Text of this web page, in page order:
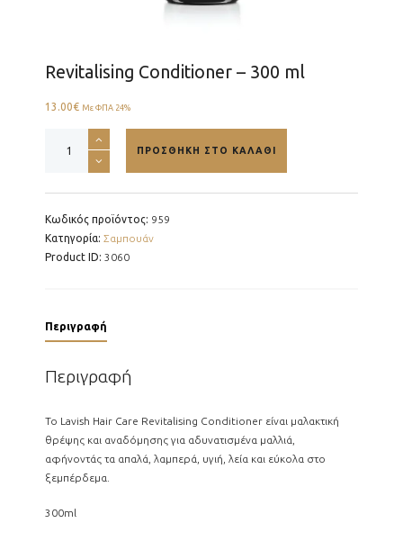
Revitalising Conditioner – 300 ml
13.00€ Με ΦΠΑ 24%
Revitalising
Conditioner
300
ml
ποσότητα
ΠΡΟΣΘΉΚΗ ΣΤΟ ΚΑΛΆΘΙ
Κωδικός προϊόντος: 959
Κατηγορία: Σαμπουάν
Product ID: 3060
Περιγραφή
Περιγραφή
Το Lavish Hair Care Revitalising Conditioner είναι μαλακτική
θρέψης και αναδόμησης για αδυνατισμένα μαλλιά,
αφήνοντάς τα απαλά, λαμπερά, υγιή, λεία και εύκολα στο
ξεμπέρδεμα.
300ml